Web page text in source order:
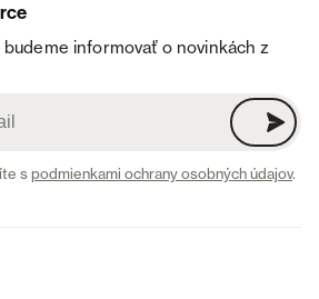
budeme informovať o novinkách z
spodmienkami ochrany osobných údajov.